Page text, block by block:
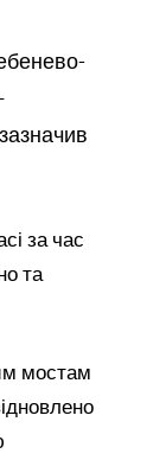
за час
та
мостам